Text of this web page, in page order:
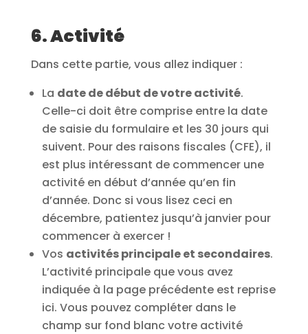
6. Activité
Dans cette partie, vous allez indiquer :
La date de début de votre activité.
Celle-ci doit être comprise entre la date
de saisie du formulaire et les 30 jours qui
suivent. Pour des raisons fiscales (CFE), il
est plus intéressant de commencer une
activité en début d’année qu’en fin
d’année. Donc si vous lisez ceci en
décembre, patientez jusqu’à janvier pour
commencer à exercer !
Vos activités principale et secondaires.
L’activité principale que vous avez
indiquée à la page précédente est reprise
ici. Vous pouvez compléter dans le
champ sur fond blanc votre activité